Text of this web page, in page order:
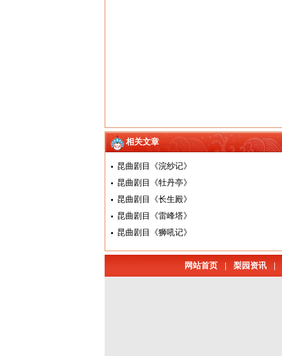
相关文章
昆曲剧目《浣纱记》
昆曲剧目《牡丹亭》
昆曲剧目《长生殿》
昆曲剧目《雷峰塔》
昆曲剧目《狮吼记》
网站首页 梨园资讯